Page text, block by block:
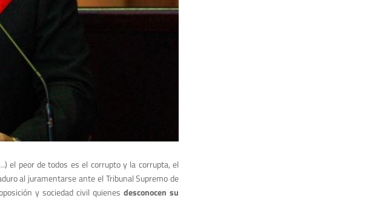
el peor de todos es el corrupto y la corrupta, el
al juramentarse ante el Tribunal Supremo de
y sociedad civil quienesdesconocen su